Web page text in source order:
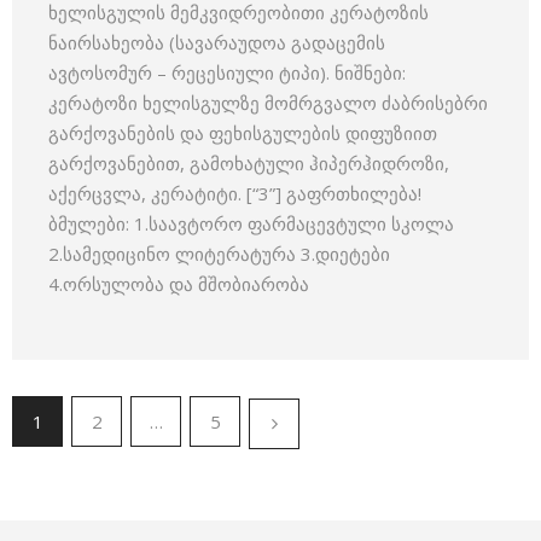
ხელისგულის მემკვიდრეობითი კერატოზის
ნაირსახეობა (სავარაუდოა გადაცემის
ავტოსომურ – რეცესიული ტიპი). ნიშნები:
კერატოზი ხელისგულზე მომრგვალო ძაბრისებრი
გარქოვანების და ფეხისგულების დიფუზიით
გარქოვანებით, გამოხატული ჰიპერჰიდროზი,
აქერცვლა, კერატიტი. [“3”] გაფრთხილება!
ბმულები: 1.საავტორო ფარმაცევტული სკოლა
2.სამედიცინო ლიტერატურა 3.დიეტები
4.ორსულობა და მშობიარობა
1 2 … 5